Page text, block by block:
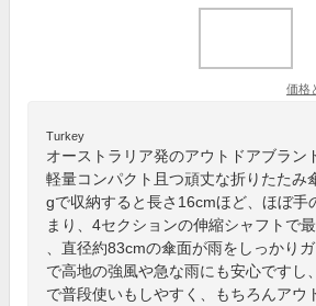
価格
Turkey
オーストラリア発のアウトドアブラン
軽量コンパクト且つ頑丈な折りたたみ
gで収納すると長さ16cmほど、ほぼ手
まり、4セクションの伸縮シャフトで
、直径約83cmの傘面が雨をしっかり
で高地の強風や急な雨にも安心ですし
で普段使いもしやすく、もちろんアウ